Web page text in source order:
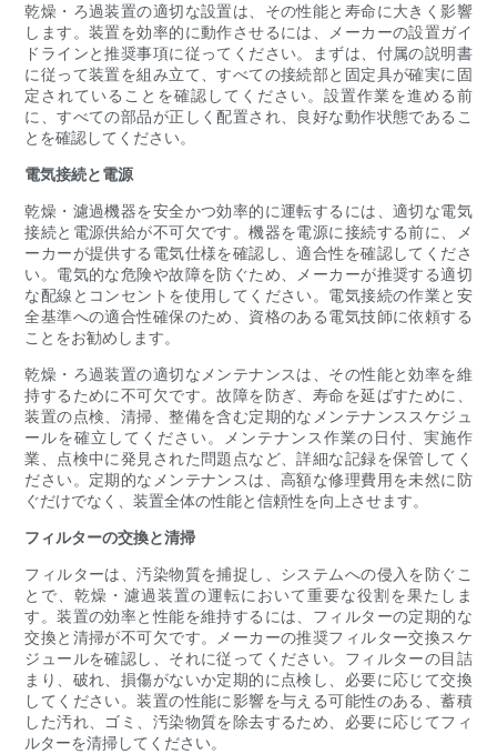
乾燥・ろ過装置の適切な設置は、その性能と寿命に大きく影響
します。装置を効率的に動作させるには、メーカーの設置ガイ
ドラインと推奨事項に従ってください。まずは、付属の説明書
に従って装置を組み立て、すべての接続部と固定具が確実に固
定されていることを確認してください。設置作業を進める前
に、すべての部品が正しく配置され、良好な動作状態であるこ
とを確認してください。
電気接続と電源
乾燥・濾過機器を安全かつ効率的に運転するには、適切な電気
接続と電源供給が不可欠です。機器を電源に接続する前に、メ
ーカーが提供する電気仕様を確認し、適合性を確認してくださ
い。電気的な危険や故障を防ぐため、メーカーが推奨する適切
な配線とコンセントを使用してください。電気接続の作業と安
全基準への適合性確保のため、資格のある電気技師に依頼する
ことをお勧めします。
乾燥・ろ過装置の適切なメンテナンスは、その性能と効率を維
持するために不可欠です。故障を防ぎ、寿命を延ばすために、
装置の点検、清掃、整備を含む定期的なメンテナンススケジュ
ールを確立してください。メンテナンス作業の日付、実施作
業、点検中に発見された問題点など、詳細な記録を保管してく
ださい。定期的なメンテナンスは、高額な修理費用を未然に防
ぐだけでなく、装置全体の性能と信頼性を向上させます。
フィルターの交換と清掃
フィルターは、汚染物質を捕捉し、システムへの侵入を防ぐこ
とで、乾燥・濾過装置の運転において重要な役割を果たしま
す。装置の効率と性能を維持するには、フィルターの定期的な
交換と清掃が不可欠です。メーカーの推奨フィルター交換スケ
ジュールを確認し、それに従ってください。フィルターの目詰
まり、破れ、損傷がないか定期的に点検し、必要に応じて交換
してください。装置の性能に影響を与える可能性のある、蓄積
した汚れ、ゴミ、汚染物質を除去するため、必要に応じてフィ
ルターを清掃してください。